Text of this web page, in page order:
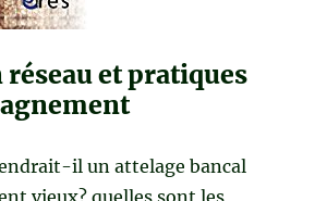
et pratiques
il un attelage bancal
vieux? quelles sont les